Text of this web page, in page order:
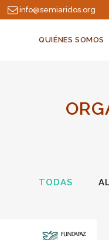
info@semiaridos.org
QUIÉNES SOMOS
TODAS